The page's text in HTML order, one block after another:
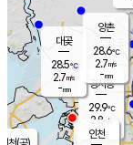
경서동
29.9℃
2.8 m/s
-mm
대곶
28.5℃
2.7m/s
-mm
양촌
28.6℃
2.7m/s
-mm
인천